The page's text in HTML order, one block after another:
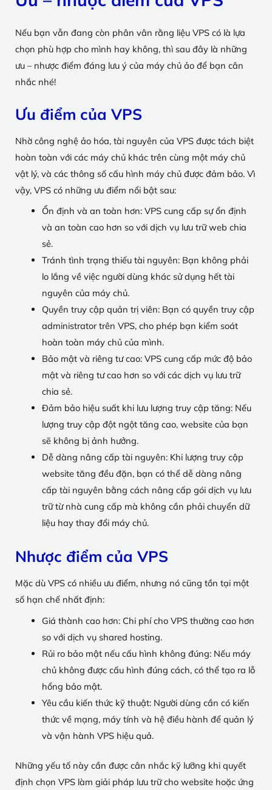
Nếu bạn vẫn đang còn phân vân rằng liệu VPS có là lựa
chọn phù hợp cho mình hay không, thì sau đây là những
ưu – nhược điểm đáng lưu ý của máy chủ ảo để bạn cân
nhắc nhé!
Ưu điểm của VPS
Nhờ công nghệ ảo hóa, tài nguyên của VPS được tách biệt
hoàn toàn với các máy chủ khác trên cùng một máy chủ
vật lý, và các thông số cấu hình máy chủ được đảm bảo. Vì
vậy, VPS có những ưu điểm nổi bật sau:
Ổn định và an toàn hơn: VPS cung cấp sự ổn định
và an toàn cao hơn so với dịch vụ lưu trữ web chia
sẻ.
Tránh tình trạng thiếu tài nguyên: Bạn không phải
lo lắng về việc người dùng khác sử dụng hết tài
nguyên của máy chủ.
Quyền truy cập quản trị viên: Bạn có quyền truy cập
administrator trên VPS, cho phép bạn kiểm soát
hoàn toàn máy chủ của mình.
Bảo mật và riêng tư cao: VPS cung cấp mức độ bảo
mật và riêng tư cao hơn so với các dịch vụ lưu trữ
chia sẻ.
Đảm bảo hiệu suất khi lưu lượng truy cập tăng: Nếu
lượng truy cập đột ngột tăng cao, website của bạn
sẽ không bị ảnh hưởng.
Dễ dàng nâng cấp tài nguyên: Khi lượng truy cập
website tăng đều đặn, bạn có thể dễ dàng nâng
cấp tài nguyên bằng cách nâng cấp gói dịch vụ lưu
trữ từ nhà cung cấp mà không cần phải chuyển dữ
liệu hay thay đổi máy chủ.
Nhược điểm của VPS
Mặc dù VPS có nhiều ưu điểm, nhưng nó cũng tồn tại một
số hạn chế nhất định:
Giá thành cao hơn: Chi phí cho VPS thường cao hơn
so với dịch vụ shared hosting.
Rủi ro bảo mật nếu cấu hình không đúng: Nếu máy
chủ không được cấu hình đúng cách, có thể tạo ra lỗ
hổng bảo mật.
Yêu cầu kiến thức kỹ thuật: Người dùng cần có kiến
thức về mạng, máy tính và hệ điều hành để quản lý
và vận hành VPS hiệu quả.
Những yếu tố này cần được cân nhắc kỹ lưỡng khi quyết
định chọn VPS làm giải pháp lưu trữ cho website hoặc ứng